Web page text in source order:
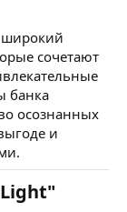
широкий
сочетают
банка
осознанных
и